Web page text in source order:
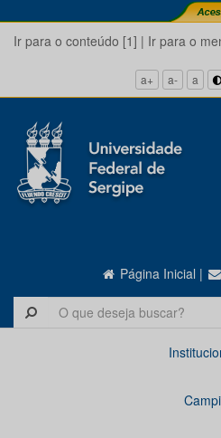
Ir para o conteúdo [1] | Ir para o
a+ a- a
Página Inicial |
Campi